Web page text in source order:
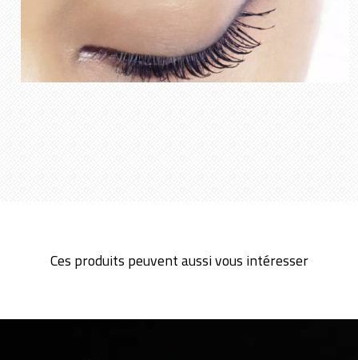
Ces produits peuvent aussi vous intéresser